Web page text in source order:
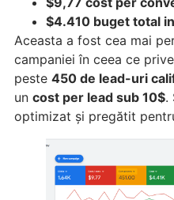
$4.410 buget total
Aceasta a fost cea mai
campaniei în ceea ce
peste 450 de lead-uri
un cost per lead sub 10$.
optimizat și pregătit